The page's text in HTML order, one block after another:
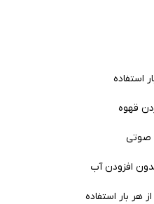
قهوه
صوتی
افزودن آب
هر بار استفاده